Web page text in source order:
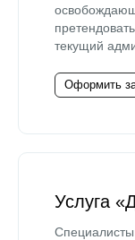
текущий
Оформить
Услуга